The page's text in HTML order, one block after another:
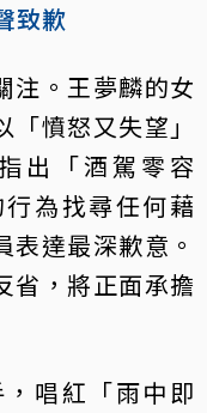
致歉
注。王夢麟的女
憤怒又失望」
出「酒駕零容
為找尋任何藉
表達最深歉意。
省，將正面承擔
唱紅「雨中即